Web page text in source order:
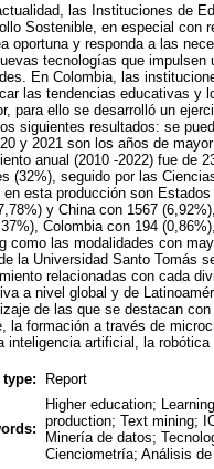
las Instituciones de
Sostenible, en especial con
oportuna y responda a las
tecnologías que impulsen
En Colombia, las
las tendencias educativas y
para ello se desarrolló un
siguientes resultados: se
y 2021 son los años de
anual (2010 -2022) fue de
(32%), seguido por las
en esta producción son
y China con 1567
Colombia con 194
como las modalidades con
la Universidad Santo Tomás
relacionadas con cada
a nivel global y de
de las que se destacan
la formación a través de
inteligencia artificial, la
Report
Higher education;
production; Text mining;
Minería de datos;
Cienciometría; Análisis